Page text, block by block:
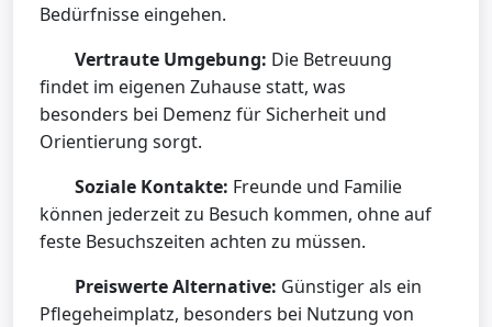
Bedürfnisse eingehen.
Vertraute Umgebung: Die Betreuung
findet im eigenen Zuhause statt, was
besonders bei Demenz für Sicherheit und
Orientierung sorgt.
Soziale Kontakte: Freunde und Familie
können jederzeit zu Besuch kommen, ohne auf
feste Besuchszeiten achten zu müssen.
Preiswerte Alternative: Günstiger als ein
Pflegeheimplatz, besonders bei Nutzung von